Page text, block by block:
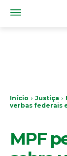
Início Justiça
verbas federais
MPF